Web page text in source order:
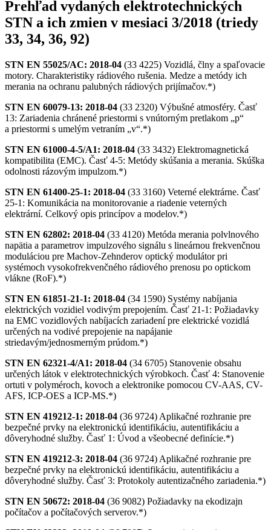
Prehľad vydaných elektrotechnických
STN a ich zmien v mesiaci 3/2018 (triedy
33, 34, 36, 92)
STN EN 55025/AC: 2018-04 (33 4225) Vozidlá, člny a spaľovacie
motory. Charakteristiky rádiového rušenia. Medze a metódy ich
merania na ochranu palubných rádiových prijímačov.*)
STN EN 60079-13: 2018-04 (33 2320) Výbušné atmosféry. Časť
13: Zariadenia chránené priestormi s vnútorným pretlakom „p“
a priestormi s umelým vetraním „v“.*)
STN EN 61000-4-5/A1: 2018-04 (33 3432) Elektromagnetická
kompatibilita (EMC). Časť 4-5: Metódy skúšania a merania. Skúška
odolnosti rázovým impulzom.*)
STN EN 61400-25-1: 2018-04 (33 3160) Veterné elektrárne. Časť
25-1: Komunikácia na monitorovanie a riadenie veterných
elektrární. Celkový opis princípov a modelov.*)
STN EN 62802: 2018-04 (33 4120) Metóda merania polvlnového
napätia a parametrov impulzového signálu s lineárnou frekvenčnou
moduláciou pre Machov-Zehnderov optický modulátor pri
systémoch vysokofrekvenčného rádiového prenosu po optickom
vlákne (RoF).*)
STN EN 61851-21-1: 2018-04 (34 1590) Systémy nabíjania
elektrických vozidiel vodivým prepojením. Časť 21-1: Požiadavky
na EMC vozidlových nabíjacích zariadení pre elektrické vozidlá
urče­ných na vodivé prepojenie na napájanie
striedavým/jednosmerným prúdom.*)
STN EN 62321-4/A1: 2018-04 (34 6705) Stanovenie obsahu
určených látok v elektrotechnických výrobkoch. Časť 4: Stanovenie
ortuti v polyméroch, kovoch a elektronike pomocou CV-AAS, CV-
AFS, ICP-OES a ICP-MS.*)
STN EN 419212-1: 2018-04 (36 9724) Aplikačné rozhranie pre
bezpečné prvky na elektronickú identifikáciu, autentifikáciu a
dôveryhodné služby. Časť 1: Úvod a všeobecné definície.*)
STN EN 419212-3: 2018-04 (36 9724) Aplikačné rozhranie pre
bezpečné prvky na elektronickú identifikáciu, autentifikáciu a
dôveryhodné služby. Časť 3: Protokoly autentizačného zariadenia.*)
STN EN 50672: 2018-04 (36 9082) Požiadavky na ekodizajn
počítačov a počítačových serverov.*)